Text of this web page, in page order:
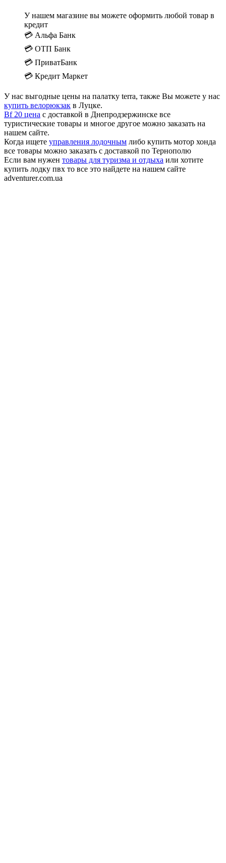
У нашем магазине вы можете оформить любой товар в
кредит
💳 Альфа Банк
💳 ОТП Банк
💳 ПриватБанк
💳 Кредит Маркет
У нас выгодные цены на палатку terra, также Вы можете у нас
купить велорюкзак в Луцке.
Bf 20 цена с доставкой в Днепродзержинске все
туристические товары и многое другое можно заказать на
нашем сайте.
Когда ищете управления лодочным либо купить мотор хонда
все товары можно заказать с доставкой по Тернополю
Если вам нужен товары для туризма и отдыха или хотите
купить лодку пвх то все это найдете на нашем сайте
adventurer.com.ua